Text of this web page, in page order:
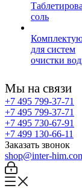
соль
для систем
очистки
Мы на связи
+7 495 799-37-71
+7 495 799-37-71
+7 495 730-67-91
+7 499 130-66-11
Заказать звонок
shop@inter-